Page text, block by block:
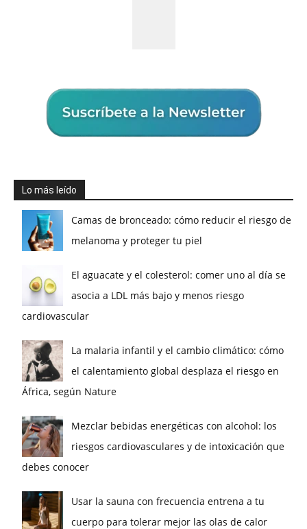
Lo más leído
Camas de bronceado: cómo reducir el riesgo de
melanoma y proteger tu piel
El aguacate y el colesterol: comer uno al día se
asocia a LDL más bajo y menos riesgo
cardiovascular
La malaria infantil y el cambio climático: cómo
el calentamiento global desplaza el riesgo en
África, según Nature
Mezclar bebidas energéticas con alcohol: los
riesgos cardiovasculares y de intoxicación que
debes conocer
Usar la sauna con frecuencia entrena a tu
cuerpo para tolerar mejor las olas de calor